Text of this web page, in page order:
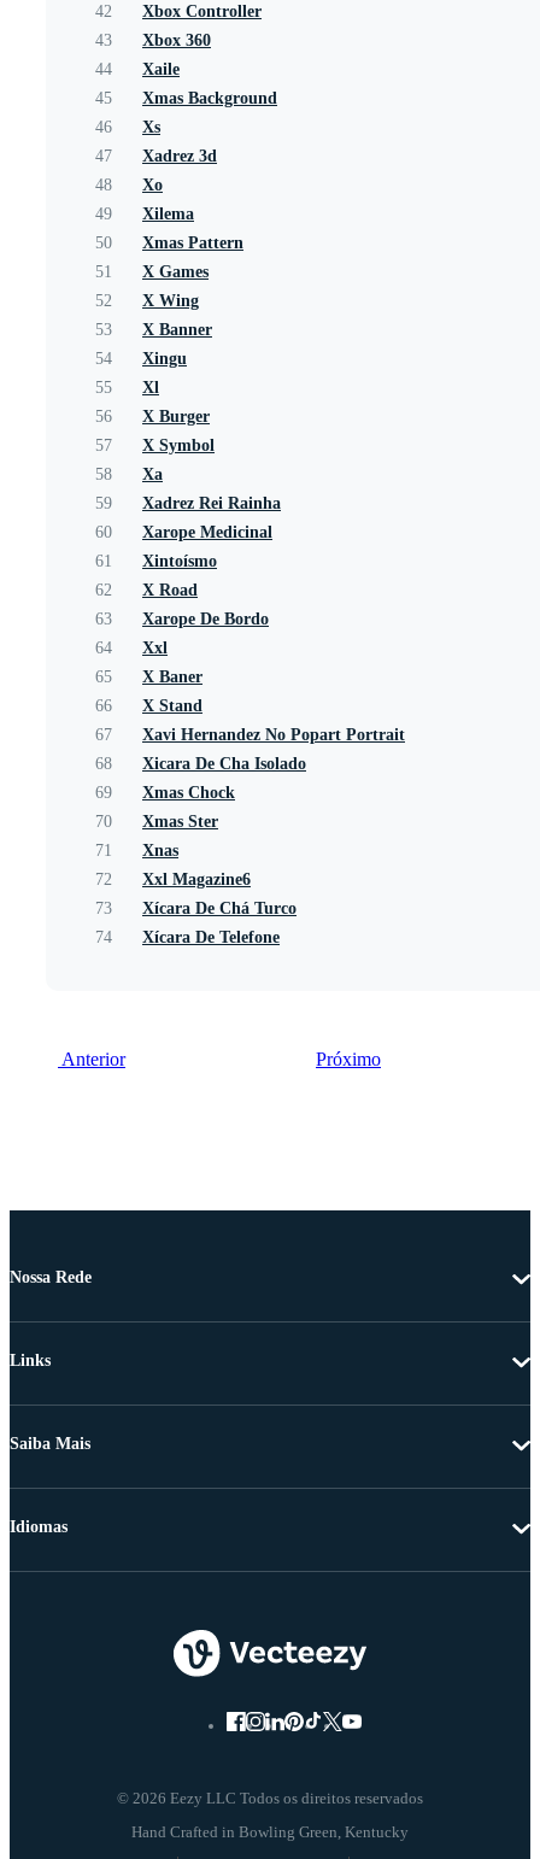
42
Xbox Controller
43
Xbox 360
44
Xaile
45
Xmas Background
46
Xs
47
Xadrez 3d
48
Xo
49
Xilema
50
Xmas Pattern
51
X Games
52
X Wing
53
X Banner
54
Xingu
55
Xl
56
X Burger
57
X Symbol
58
Xa
59
Xadrez Rei Rainha
60
Xarope Medicinal
61
Xintoísmo
62
X Road
63
Xarope De Bordo
64
Xxl
65
X Baner
66
X Stand
67
Xavi Hernandez No Popart Portrait
68
Xicara De Cha Isolado
69
Xmas Chock
70
Xmas Ster
71
Xnas
72
Xxl Magazine6
73
Xícara De Chá Turco
74
Xícara De Telefone
Anterior Próximo
Nossa Rede
Links
Saiba Mais
© 2026 Eezy LLC Todos os direitos reservados
Idiomas